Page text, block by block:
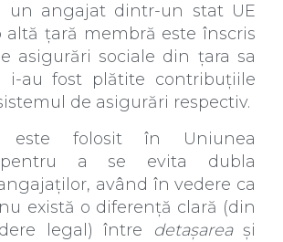
un angajat dintr-un stat UE
altă țară membră este înscris
asigurări sociale din țara sa
i-au fost plătite contribuțiile
de asigurări respectiv.
este folosit în Uniunea
pentru a se evita dubla
având în vedere ca
există o diferență clară (din
legal) între
detașareași